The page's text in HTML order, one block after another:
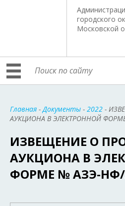
городского
Московской
Главная -Документы - 2022 -
АУКЦИОНА В ЭЛЕКТРОННОЙ
ИЗВЕЩЕНИЕ О
АУКЦИОНА В
ФОРМЕ № АЗЭ-НФ/